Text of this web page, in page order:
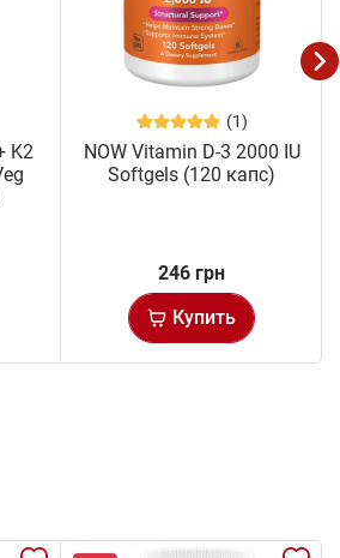
K2
(1)
NOW Vitamin D-3 2000 IU
Softgels (120 капс)
246 грн
Купить